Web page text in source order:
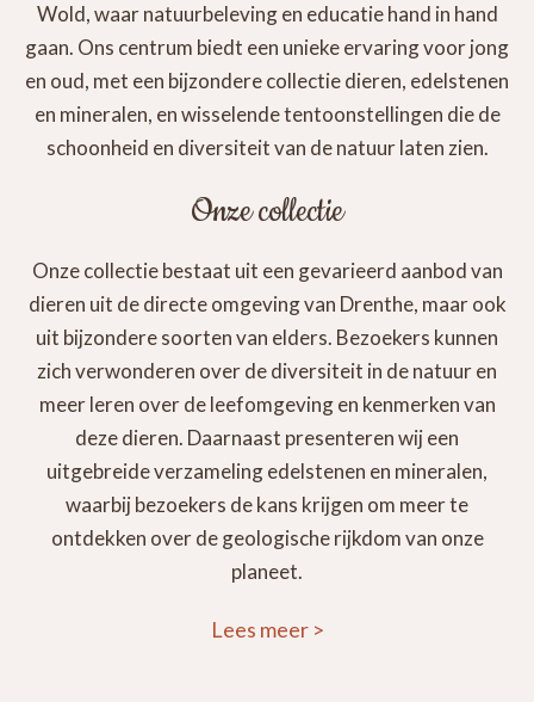
Wold, waar natuurbeleving en educatie hand in hand
gaan. Ons centrum biedt een unieke ervaring voor jong
en oud, met een bijzondere collectie dieren, edelstenen
en mineralen, en wisselende tentoonstellingen die de
schoonheid en diversiteit van de natuur laten zien.
Onze collectie
Onze collectie bestaat uit een gevarieerd aanbod van
dieren uit de directe omgeving van Drenthe, maar ook
uit bijzondere soorten van elders. Bezoekers kunnen
zich verwonderen over de diversiteit in de natuur en
meer leren over de leefomgeving en kenmerken van
deze dieren. Daarnaast presenteren wij een
uitgebreide verzameling edelstenen en mineralen,
waarbij bezoekers de kans krijgen om meer te
ontdekken over de geologische rijkdom van onze
planeet.
Lees meer >